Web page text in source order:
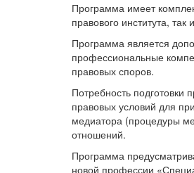
Программа имеет
правового института,
Программа является
профессиональные
правовых споров.
Потребность
правовых условий для
медиатора (процедуры
отношений.
Программа
новой профессии